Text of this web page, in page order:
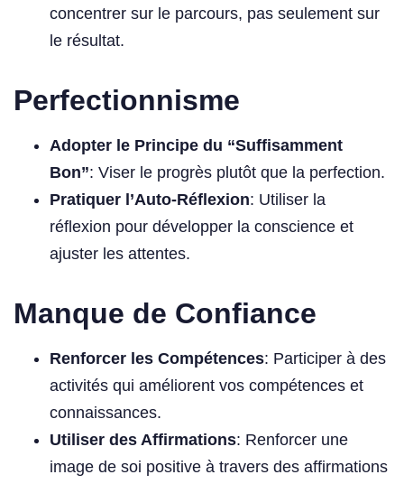
concentrer sur le parcours, pas seulement sur
le résultat.
Perfectionnisme
Adopter le Principe du “Suffisamment
Bon”: Viser le progrès plutôt que la perfection.
Pratiquer l’Auto-Réflexion: Utiliser la
réflexion pour développer la conscience et
ajuster les attentes.
Manque de Confiance
Renforcer les Compétences: Participer à des
activités qui améliorent vos compétences et
connaissances.
Utiliser des Affirmations: Renforcer une
image de soi positive à travers des affirmations